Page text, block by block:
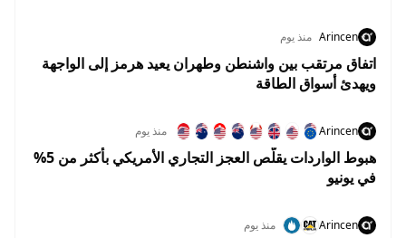
Arincen منذ يوم
اتفاق مرتقب بين واشنطن وطهران يعيد هرمز إلى الواجهة
ويهدئ أسواق الطاقة
Arincen منذ يوم
هبوط الواردات يقلّص العجز التجاري الأمريكي بأكثر من 5%
في يونيو
Arincen منذ يوم